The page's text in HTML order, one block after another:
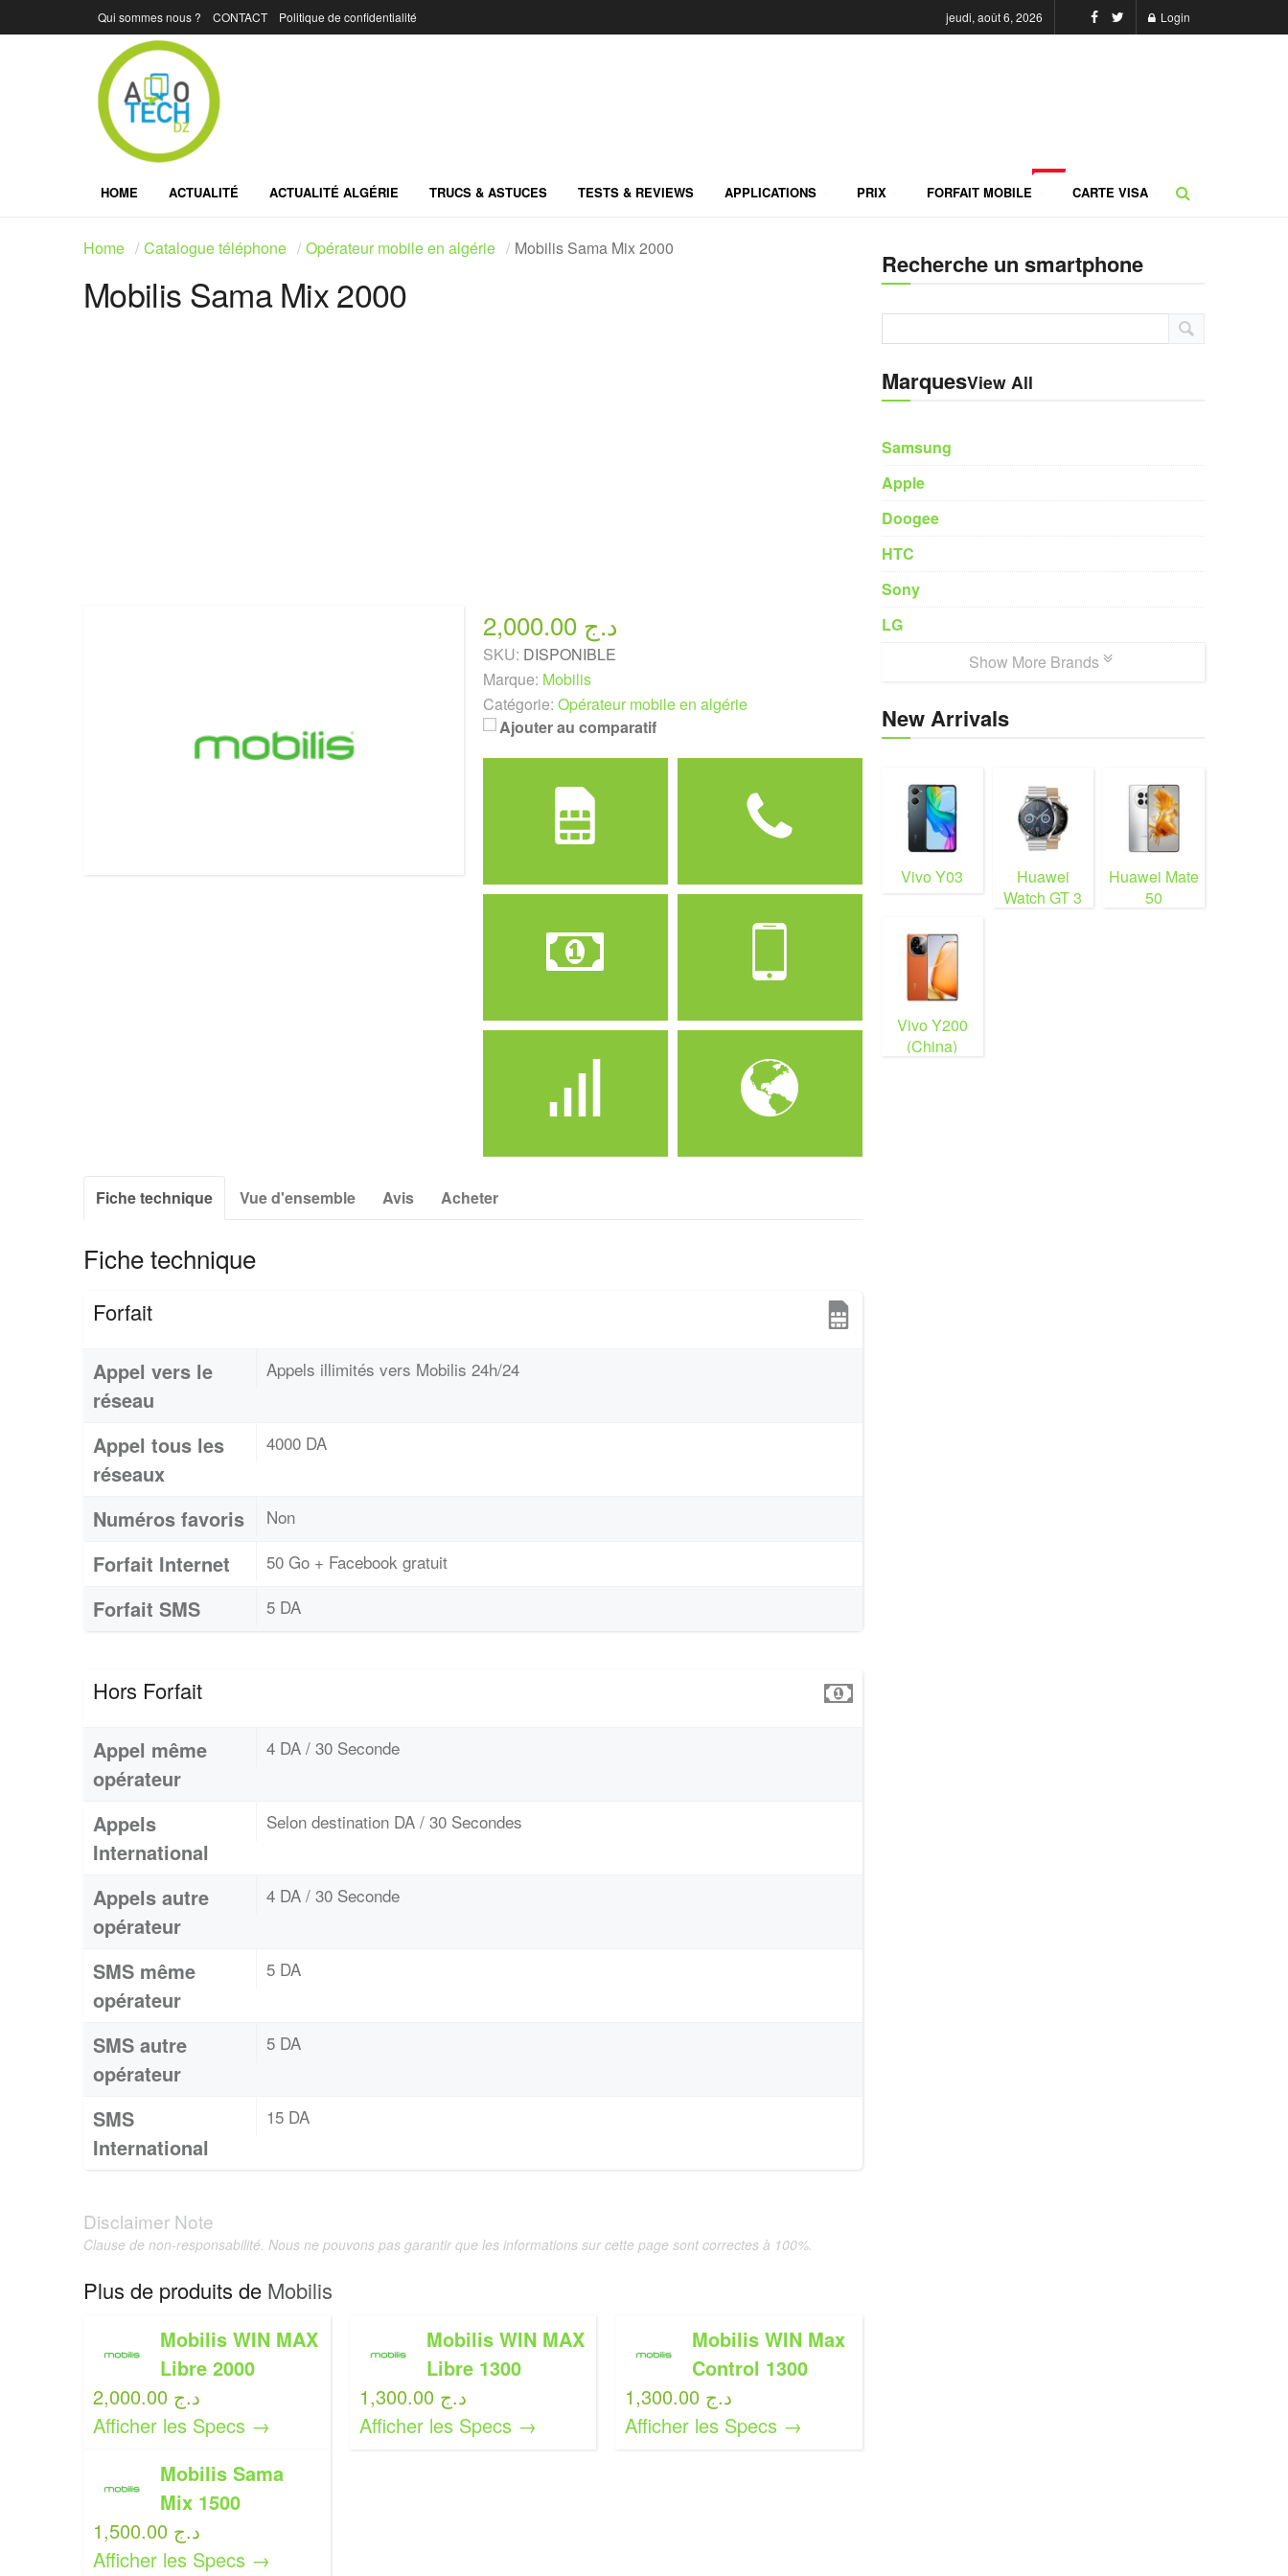
Qui sommes nous ? CONTACT Politique de confidentialité jeudi, août 6, 2026 Login
HOME ACTUALITÉ ACTUALITÉ ALGÉRIE TRUCS & ASTUCES TESTS & REVIEWS APPLICATIONS PRIX FORFAIT MOBILE CARTE VISA
Home Catalogue téléphone Opérateur mobile en algérie Mobilis Sama Mix 2000
Mobilis Sama Mix 2000
2,000.00 د.ج
SKU: DISPONIBLE
Marque: Mobilis
Catégorie: Opérateur mobile en algérie
Ajouter au comparatif
Operateur
Mobilis
Forfait
Prix
2000 Da
Crédit
4000 DA
Fiche technique Vue d'ensemble Avis Acheter
Fiche technique
Forfait
Appel vers le
réseau
Appels illimités vers Mobilis 24h/24
Appel tous les
réseaux
4000 DA
Numéros favoris Non
Forfait Internet 50 Go + Facebook gratuit
Forfait SMS 5 DA
Hors Forfait
Appel même
opérateur
4 DA / 30 Seconde
Appels
International
Selon destination DA / 30 Secondes
Appels autre
opérateur
4 DA / 30 Seconde
SMS même
opérateur
5 DA
SMS autre
opérateur
5 DA
SMS
International
15 DA
Disclaimer Note
Clause de non-responsabilité. Nous ne pouvons pas garantir que les informations sur cette page sont correctes à 100%.
Plus de produits de Mobilis
Mobilis WIN MAX
Libre 2000
2,000.00 د.ج
Afficher les Specs →
Mobilis WIN MAX
Libre 1300
1,300.00 د.ج
Afficher les Specs →
Mobilis WIN Max
Control 1300
1,300.00 د.ج
Afficher les Specs →
Mobilis Sama
Mix 1500
1,500.00 د.ج
Afficher les Specs →
Recherche un smartphone
MarquesView All
Samsung
Apple
Doogee
HTC
Sony
LG
Show More Brands
New Arrivals
Vivo Y03
Huawei
Watch GT 3
Huawei Mate
50
Vivo Y200
(China)